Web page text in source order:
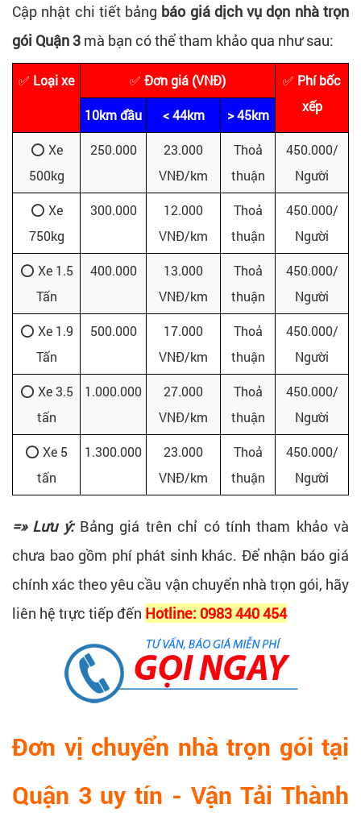
Cập nhật chi tiết bảng báo giá dịch vụ dọn nhà trọn
gói Quận 3 mà bạn có thể tham khảo qua như sau:
✅ Loại xe ✅ Đơn giá (VNĐ) ✅ Phí bốc
xếp
10km đầu < 44km > 45km
⭕ Xe
500kg
250.000
23.000
VNĐ/km
Thoả
thuận
450.000/
Người
⭕ Xe
750kg
300.000
12.000
VNĐ/km
Thoả
thuận
450.000/
Người
⭕ Xe 1.5
Tấn
400.000
13.000
VNĐ/km
Thoả
thuận
450.000/
Người
⭕ Xe 1.9
Tấn
500.000
17.000
VNĐ/km
Thoả
thuận
450.000/
Người
⭕ Xe 3.5
tấn
1.000.000
27.000
VNĐ/km
Thoả
thuận
450.000/
Người
⭕ Xe 5
tấn
1.300.000
23.000
VNĐ/km
Thoả
thuận
450.000/
Người
=» Lưu ý: Bảng giá trên chỉ có tính tham khảo và
chưa bao gồm phí phát sinh khác. Để nhận báo giá
chính xác theo yêu cầu vận chuyển nhà trọn gói, hãy
liên hệ trực tiếp đến Hotline: 0983 440 454
Đơn vị chuyển nhà trọn gói tại
Quận 3 uy tín - Vận Tải Thành